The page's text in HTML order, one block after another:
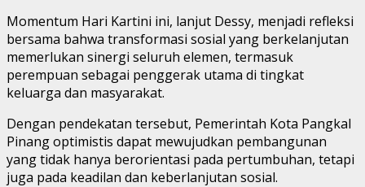
Momentum Hari Kartini ini, lanjut Dessy, menjadi refleksi
bersama bahwa transformasi sosial yang berkelanjutan
memerlukan sinergi seluruh elemen, termasuk
perempuan sebagai penggerak utama di tingkat
keluarga dan masyarakat.
Dengan pendekatan tersebut, Pemerintah Kota Pangkal
Pinang optimistis dapat mewujudkan pembangunan
yang tidak hanya berorientasi pada pertumbuhan, tetapi
juga pada keadilan dan keberlanjutan sosial.